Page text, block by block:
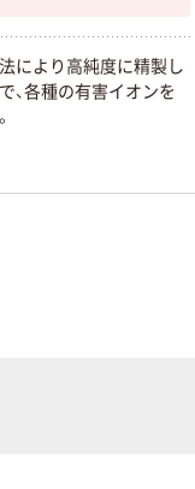
により高純度に精製し
、各種の有害イオンを